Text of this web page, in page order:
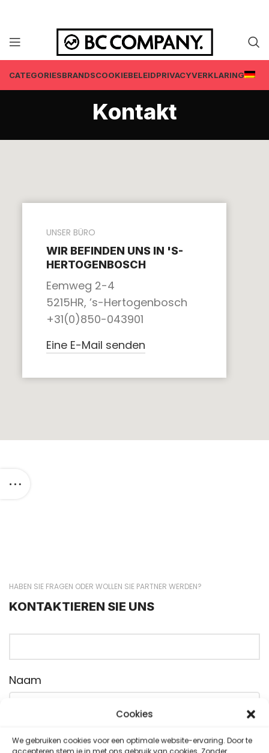
Cookies
We gebruiken cookies voor een optimale website-ervaring. Door te
accepteren stem je in met ons gebruik van cookies. Zonder
CATEGORIESBRANDSCOOKIEBELEIDPRIVACYVERKLARING
Kontakt
UNSER BÜRO
WIR BEFINDEN UNS IN 'S-
HERTOGENBOSCH
Eemweg 2-4
5215HR, ’s-Hertogenbosch
+31(0)850-043901
Eine E-Mail senden
HABEN SIE FRAGEN ODER WOLLEN SIE PARTNER WERDEN?
KONTAKTIEREN SIE UNS
Naam
Emailadres